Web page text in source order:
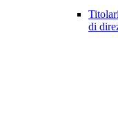
di